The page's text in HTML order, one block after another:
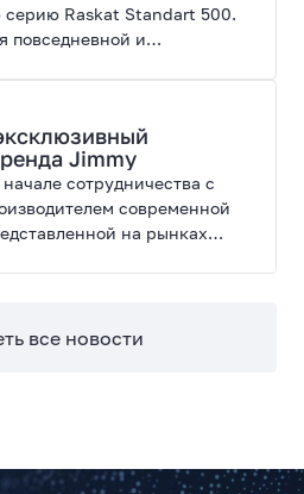
серию Raskat Standart 500.
повседневной и
модернизации.
Jimmy
сотрудничества с
современной
на рынках
все новости